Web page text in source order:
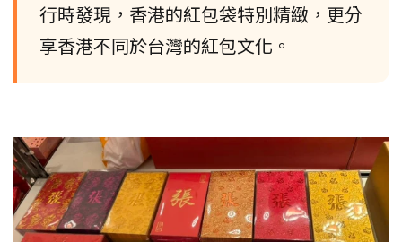
行時發現，香港的紅包袋特別精緻，更分
享香港不同於台灣的紅包文化。